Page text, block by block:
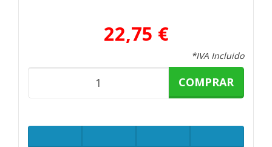
22,75 €
*IVA Incluido
COMPRAR